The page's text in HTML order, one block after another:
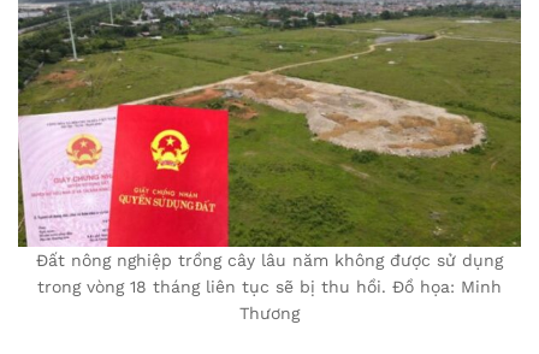
Đất nông nghiệp trồng cây lâu năm không được sử dụng
trong vòng 18 tháng liên tục sẽ bị thu hồi. Đồ họa: Minh
Thương